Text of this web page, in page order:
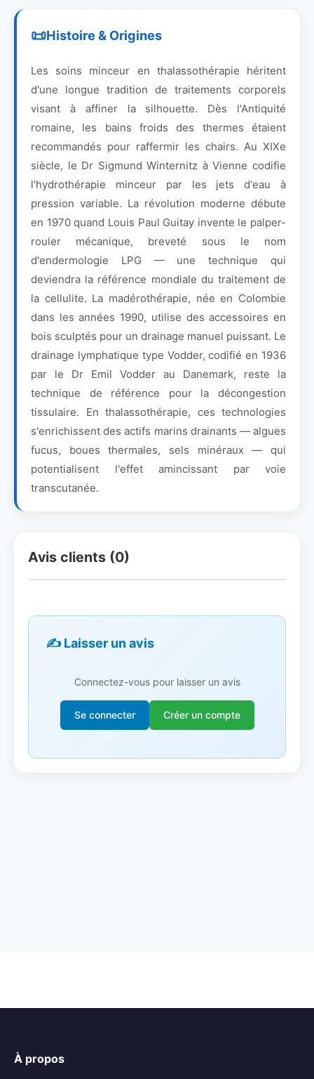
Histoire & Origines
Les soins minceur en thalassothérapie héritent
d'une longue tradition de traitements corporels
visant à affiner la silhouette. Dès l'Antiquité
romaine, les bains froids des thermes étaient
recommandés pour raffermir les chairs. Au XIXe
siècle, le Dr Sigmund Winternitz à Vienne codifie
l'hydrothérapie minceur par les jets d'eau à
pression variable. La révolution moderne débute
en 1970 quand Louis Paul Guitay invente le palper-
rouler mécanique, breveté sous le nom
d'endermologie LPG — une technique qui
deviendra la référence mondiale du traitement de
la cellulite. La madérothérapie, née en Colombie
dans les années 1990, utilise des accessoires en
bois sculptés pour un drainage manuel puissant. Le
drainage lymphatique type Vodder, codifié en 1936
par le Dr Emil Vodder au Danemark, reste la
technique de référence pour la décongestion
tissulaire. En thalassothérapie, ces technologies
s'enrichissent des actifs marins drainants — algues
fucus, boues thermales, sels minéraux — qui
potentialisent l'effet amincissant par voie
transcutanée.
Avis clients (0)
✍️ Laisser un avis
Connectez-vous pour laisser un avis
Se connecter Créer un compte
À propos